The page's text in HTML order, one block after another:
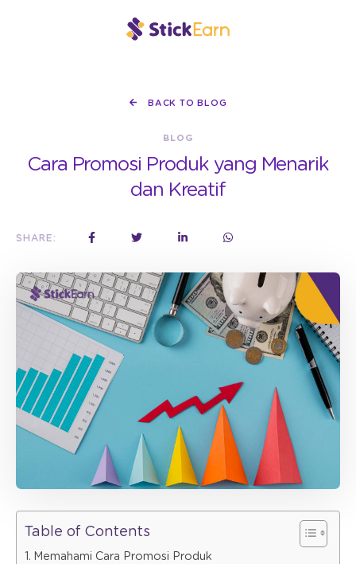
BACK TO BLOG
BLOG
Cara Promosi Produk yang Menarik
dan Kreatif
SHARE:
Table of Contents
Memahami Cara Promosi Produk